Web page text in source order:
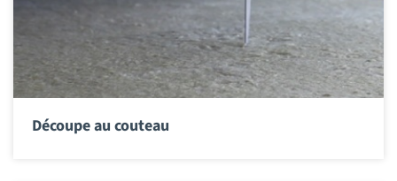
Découpe au couteau